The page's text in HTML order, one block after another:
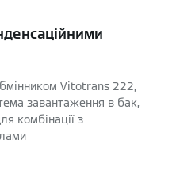
Vitotrans 222,
завантаження в бак,
комбінації з